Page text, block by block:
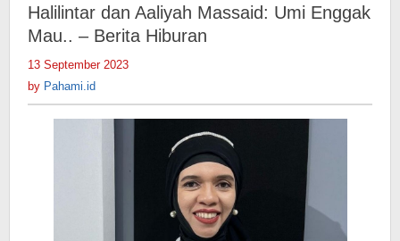
Faruk
Halilintar
Aaliyah
Massaid:
Enggak
Halilintar dan Aaliyah Massaid: Umi Enggak
Mau.. – Berita Hiburan
13 September 2023
by Pahami.id